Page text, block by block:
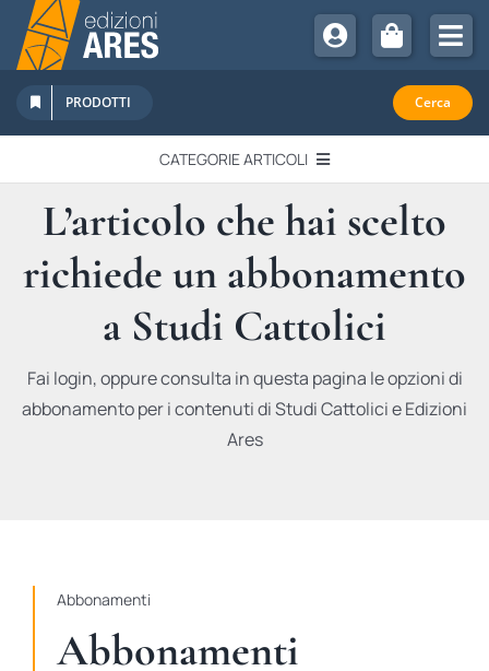
Salta
contenuto
Chi Siamo
Sostienici
Abbonamenti
Promozioni
Newsletter
PRODOTTI Cerca
CATEGORIE ARTICOLI
EDITORIALI
IN QUESTO NUMERO
RECENSIONI
L’articolo che hai scelto
richiede un abbonamento
a Studi Cattolici
Fai login, oppure consulta in questa pagina le opzioni di
abbonamento per i contenuti di Studi Cattolici e Edizioni
Ares
Abbonamenti
Abbonamenti